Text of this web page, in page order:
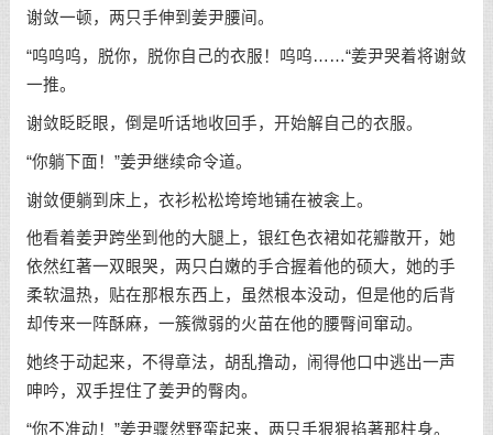
谢敛一顿，两只手伸到姜尹腰间。
“呜呜呜，脱你，脱你自己的衣服！呜呜……“姜尹哭着将谢敛
一推。
谢敛眨眨眼，倒是听话地收回手，开始解自己的衣服。
“你躺下面！”姜尹继续命令道。
谢敛便躺到床上，衣衫松松垮垮地铺在被衾上。
他看着姜尹跨坐到他的大腿上，银红色衣裙如花瓣散开，她
依然红著一双眼哭，两只白嫩的手合握着他的硕大，她的手
柔软温热，贴在那根东西上，虽然根本没动，但是他的后背
却传来一阵酥麻，一簇微弱的火苗在他的腰臀间窜动。
她终于动起来，不得章法，胡乱撸动，闹得他口中逃出一声
呻吟，双手捏住了姜尹的臀肉。
“你不准动！”姜尹骤然野蛮起来，两只手狠狠掐著那柱身。